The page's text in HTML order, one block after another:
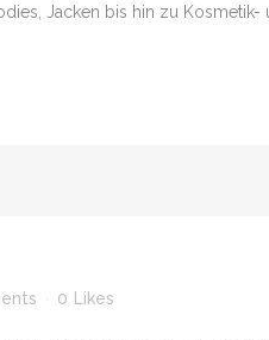
Jacken bis hin zu
0 Likes